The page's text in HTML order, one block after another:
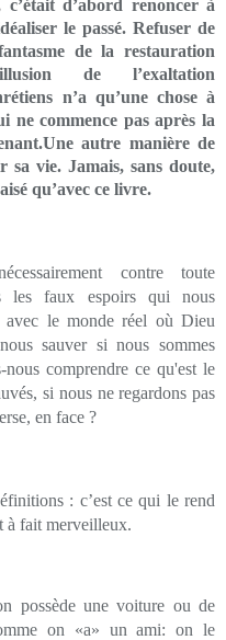
d’abord renoncer à
le passé. Refuser de
de la restauration
de l’exaltation
n’a qu’une chose à
commence pas après la
autre manière de
vie. Jamais, sans doute,
qu’avec ce livre.
contre toute
les faux espoirs qui nous
avec le monde réel où Dieu
sauver si nous sommes
comprendre ce qu'est le
si nous ne regardons pas
en face ?
: c’est ce qui le rend
à fait merveilleux.
possède une voiture ou de
on «a» un ami: on le